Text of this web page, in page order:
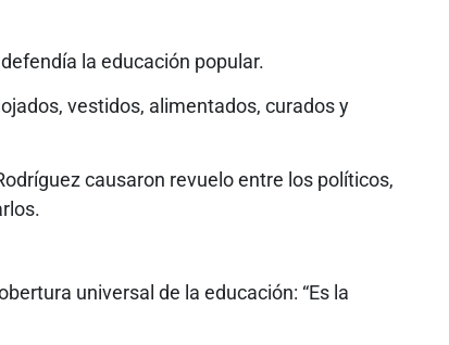
la educación popular.
vestidos, alimentados, curados y
causaron revuelo entre los políticos,
universal de la educación: “Es la